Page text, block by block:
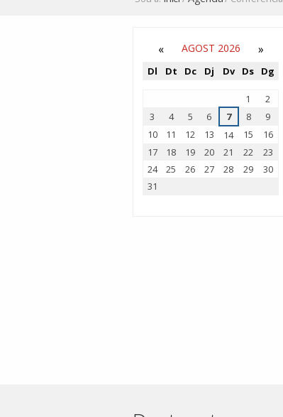
« AGOST 2026 »
Dl Dt Dc Dj Dv Ds Dg
1
2
3
4 5 6 7 8
9
10
11 12 13 14 15
16
17
18 19 20 21 22
23
24
25 26 27 28 29
30
31